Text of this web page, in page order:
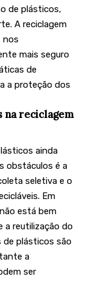
de plásticos,
A reciclagem
nos
mais seguro
de
a proteção dos
na reciclagem
ainda
obstáculos é a
seletiva e o
Em
está bem
a reutilização do
de plásticos são
a
ser